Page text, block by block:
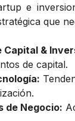
e
que
Capital &
de capital.
de Negocio: